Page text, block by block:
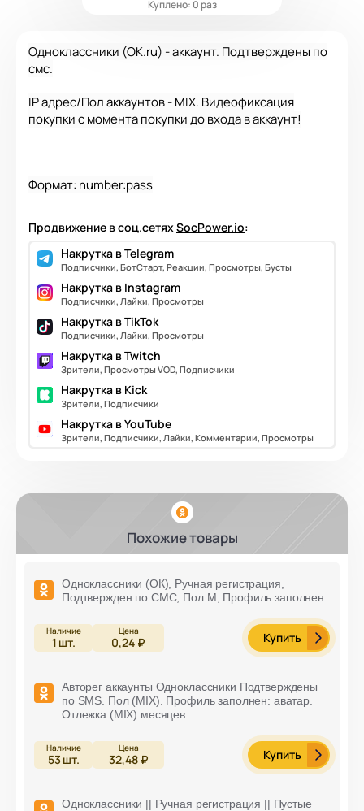
Куплено: 0 раз
Одноклассники (OK.ru) - аккаунт. Подтверждены по
смс.
IP адрес/Пол аккаунтов - MIX. Видеофиксация
покупки с момента покупки до входа в аккаунт!
Формат: number:pass
Продвижение в соц.сетяхSocPower.io:
Накрутка в Telegram
Подписчики, БотСтарт, Реакции, Просмотры, Бусты
Накрутка в Instagram
Подписчики, Лайки, Просмотры
Накрутка в TikTok
Подписчики, Лайки, Просмотры
Накрутка в Twitch
Зрители, Просмотры VOD, Подписчики
Накрутка в Kick
Зрители, Подписчики
Накрутка в YouTube
Зрители, Подписчики, Лайки, Комментарии, Просмотры
Похожие товары
Одноклассники (ОК), Ручная регистрация,
Подтвержден по СМС, Пол М, Профиль заполнен
1 шт. 0,24 ₽ Купить
Авторег аккаунты Одноклассники Подтверждены
по SMS. Пол (MIX). Профиль заполнен: аватар.
Отлежка (MIX) месяцев
53шт. 32,48 ₽ Купить
Одноклассники || Ручная регистрация || Пустые